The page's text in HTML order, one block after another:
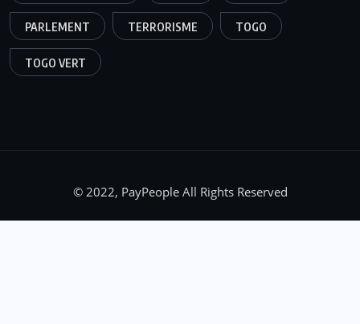
PARLEMENT TERRORISME TOGO
TOGO VERT
© 2022, PayPeople All Rights Reserved